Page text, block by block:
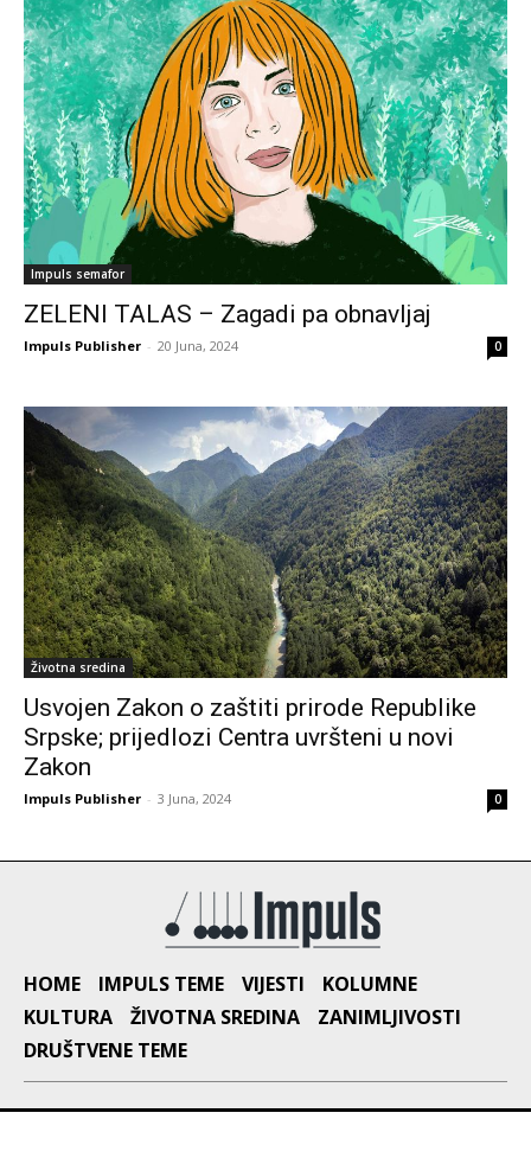
Impuls semafor
ZELENI TALAS – Zagadi pa obnavljaj
Impuls Publisher - 20 Juna, 2024 0
Životna sredina
Usvojen Zakon o zaštiti prirode Republike
Srpske; prijedlozi Centra uvršteni u novi
Zakon
Impuls Publisher - 3 Juna, 2024 0
HOME IMPULS TEME VIJESTI
KOLUMNE
KULTURA
ŽIVOTNA SREDINA
ZANIMLJIVOSTI
DRUŠTVENE TEME